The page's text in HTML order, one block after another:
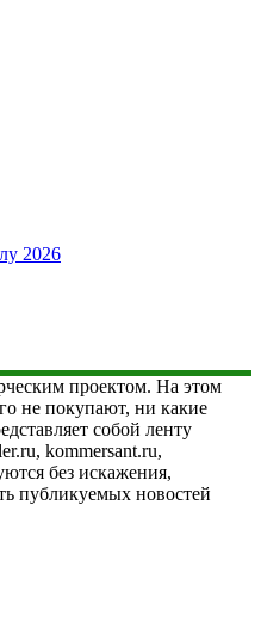
2026
проектом. На этом
не покупают, ни какие
собой ленту
kommersant.ru,
без искажения,
публикуемых новостей